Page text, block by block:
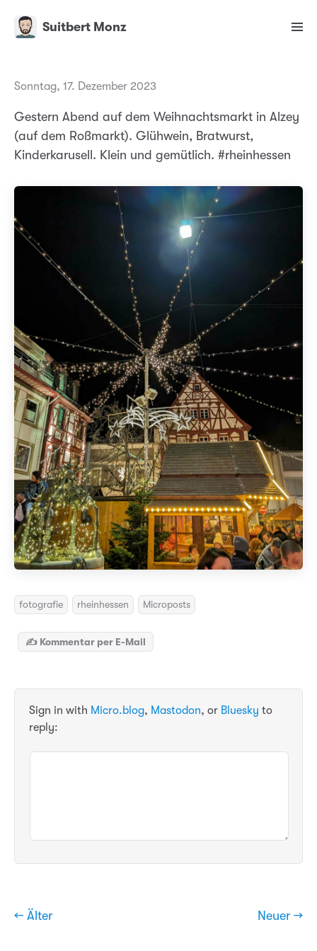
Suitbert Monz
Sonntag, 17. Dezember 2023
Gestern Abend auf dem Weihnachtsmarkt in Alzey
(auf dem Roßmarkt). Glühwein, Bratwurst,
Kinderkarusell. Klein und gemütlich. #rheinhessen
fotografie rheinhessen Microposts
✍️ Kommentar per E-Mail
Sign in with Micro.blog, Mastodon, or Bluesky to
reply:
← Älter Neuer →